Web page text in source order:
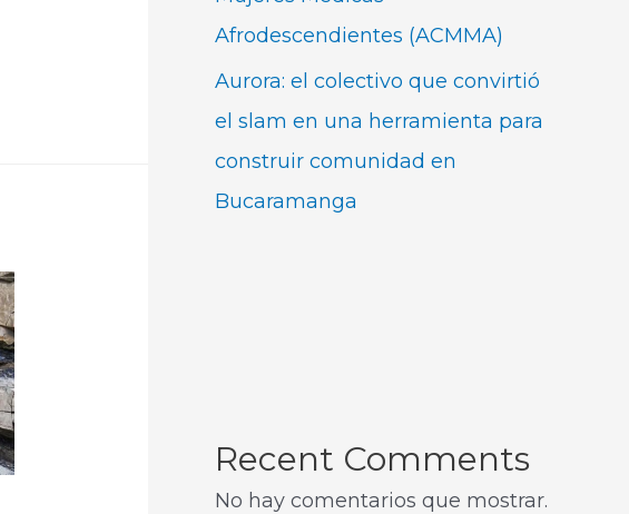
Afrodescendientes (ACMMA)
Aurora: el colectivo que convirtió
el slam en una herramienta para
construir comunidad en
Bucaramanga
Recent Comments
No hay comentarios que mostrar.